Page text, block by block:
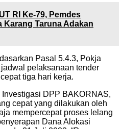
RI Ke-79, Pemdes
Karang Taruna Adakan
Pasal 5.4.3, Pokja
pelaksanaan tender
tiga hari kerja.
DPP BAKORNAS,
cepat yang dilakukan oleh
mempercepat proses lelang
Dana Alokasi